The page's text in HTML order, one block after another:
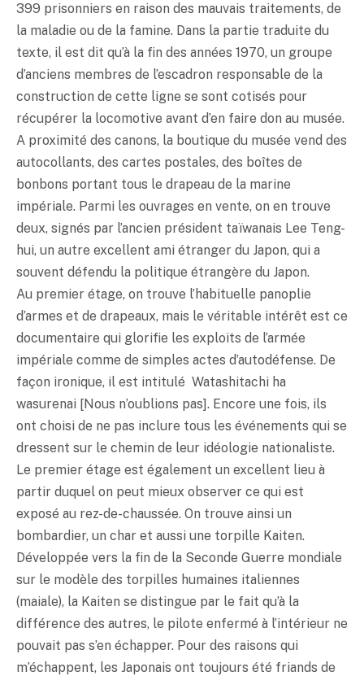
399 prisonniers en raison des mauvais traitements, de
la maladie ou de la famine. Dans la partie traduite du
texte, il est dit qu’à la fin des années 1970, un groupe
d’anciens membres de l’escadron responsable de la
construction de cette ligne se sont cotisés pour
récupérer la locomotive avant d’en faire don au musée.
A proximité des canons, la boutique du musée vend des
autocollants, des cartes postales, des boîtes de
bonbons portant tous le drapeau de la marine
impériale. Parmi les ouvrages en vente, on en trouve
deux, signés par l’ancien président taïwanais Lee Teng-
hui, un autre excellent ami étranger du Japon, qui a
souvent défendu la politique étrangère du Japon.
Au premier étage, on trouve l’habituelle panoplie
d’armes et de drapeaux, mais le véritable intérêt est ce
documentaire qui glorifie les exploits de l’armée
impériale comme de simples actes d’autodéfense. De
façon ironique, il est intitulé Watashitachi ha
wasurenai [Nous n’oublions pas]. Encore une fois, ils
ont choisi de ne pas inclure tous les événements qui se
dressent sur le chemin de leur idéologie nationaliste.
Le premier étage est également un excellent lieu à
partir duquel on peut mieux observer ce qui est
exposé au rez-de-chaussée. On trouve ainsi un
bombardier, un char et aussi une torpille Kaiten.
Développée vers la fin de la Seconde Guerre mondiale
sur le modèle des torpilles humaines italiennes
(maiale), la Kaiten se distingue par le fait qu’à la
différence des autres, le pilote enfermé à l’intérieur ne
pouvait pas s’en échapper. Pour des raisons qui
m’échappent, les Japonais ont toujours été friands de